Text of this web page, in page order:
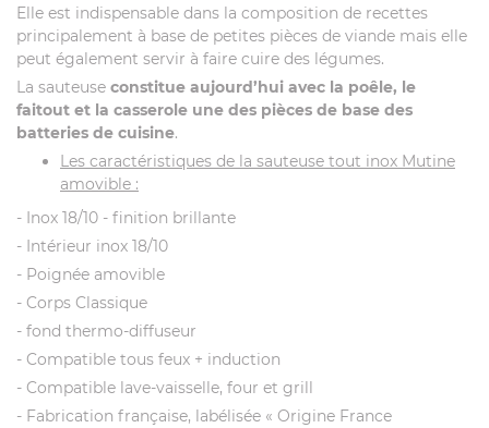
Elle est indispensable dans la composition de recettes
principalement à base de petites pièces de viande mais elle
peut également servir à faire cuire des légumes.
La sauteuse constitue aujourd’hui avec la poêle, le
faitout et la casserole une des pièces de base des
batteries de cuisine.
Les caractéristiques de la sauteuse tout inox Mutine
amovible :
- Inox 18/10 - finition brillante
- Intérieur inox 18/10
- Poignée amovible
- Corps Classique
- fond thermo-diffuseur
- Compatible tous feux + induction
- Compatible lave-vaisselle, four et grill
- Fabrication française, labélisée « Origine France